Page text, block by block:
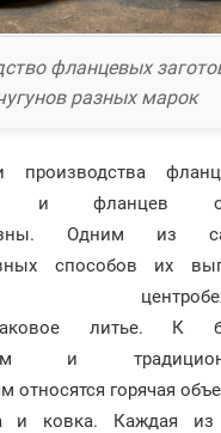
фланцевых
разных марок
производства
и фланцев
Одним из
способов их
литье. К
и
относятся горячая
и ковка. Каждая из